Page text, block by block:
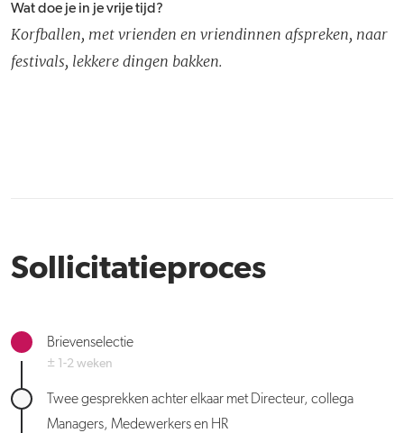
Wat doe je in je vrije tijd?
Korfballen, met vrienden en vriendinnen afspreken, naar
festivals, lekkere dingen bakken.
Sollicitatieproces
Brievenselectie
± 1-2 weken
Twee gesprekken achter elkaar met Directeur, collega
Managers, Medewerkers en HR